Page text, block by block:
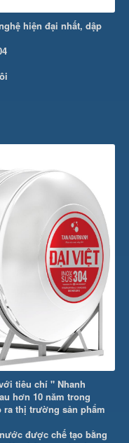
hiện đại nhất, dập
tiêu chí " Nhanh
hơn 10 năm trong
thị trường sản phẩm
được chế tạo bằng